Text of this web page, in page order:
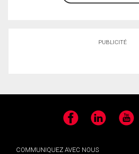
PUBLICITÉ
Facebook LinkedIn YouTube
COMMUNIQUEZ AVEC NOUS